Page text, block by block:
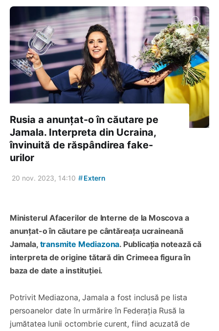
Rusia a anunțat-o în căutare pe
Jamala. Interpreta din Ucraina,
învinuită de răspândirea fake-
urilor
20 nov. 2023, 14:10 #Extern
Ministerul Afacerilor de Interne de la Moscova a
anunțat-o în căutare pe cântăreața ucraineană
Jamala, transmite Mediazona. Publicația notează că
interpreta de origine tătară din Crimeea figura în
baza de date a instituției.
Potrivit Mediazona, Jamala a fost inclusă pe lista
persoanelor date în urmărire în Federația Rusă la
jumătatea lunii octombrie curent, fiind acuzată de